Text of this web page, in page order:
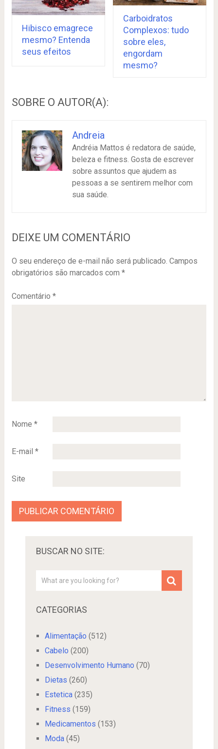
Hibisco emagrece
mesmo? Entenda
seus efeitos
Carboidratos
Complexos: tudo
sobre eles,
engordam
mesmo?
SOBRE O AUTOR(A):
Andreia
Andréia Mattos é redatora de saúde,
beleza e fitness. Gosta de escrever
sobre assuntos que ajudem as
pessoas a se sentirem melhor com
sua saúde.
DEIXE UM COMENTÁRIO
O seu endereço de e-mail não será publicado. Campos
obrigatórios são marcados com *
Comentário *
Nome *
E-mail *
Site
BUSCAR NO SITE:
CATEGORIAS
Alimentação (512)
Cabelo (200)
Desenvolvimento Humano (70)
Dietas (260)
Estetica(235)
Fitness (159)
Medicamentos (153)
Moda(45)